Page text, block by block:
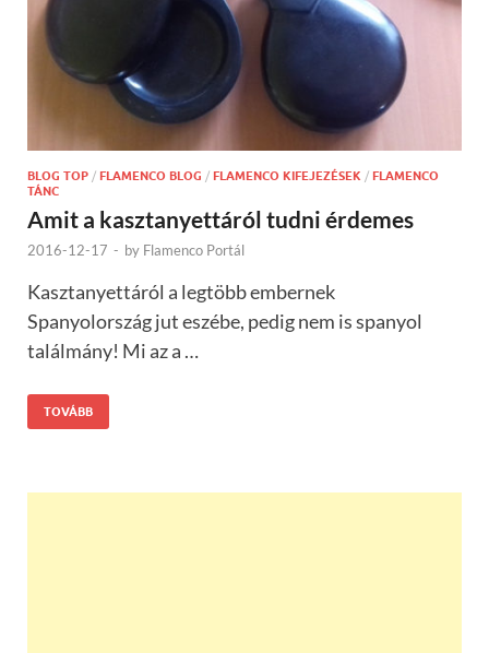
BLOG TOP / FLAMENCO BLOG / FLAMENCO KIFEJEZÉSEK / FLAMENCO
TÁNC
Amit a kasztanyettáról tudni érdemes
2016-12-17 - by Flamenco Portál
Kasztanyettáról a legtöbb embernek
Spanyolország jut eszébe, pedig nem is spanyol
találmány! Mi az a …
TOVÁBB